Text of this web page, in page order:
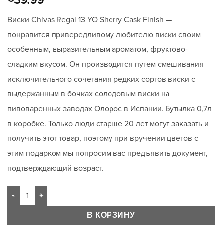
Виски Chivas Regal 13 YO Sherry Cask Finish —
понравится привередливому любителю виски своим
особенным, выразительным ароматом, фруктово-
сладким вкусом. Он производится путем смешивания
исключительного сочетания редких сортов виски с
выдержанным в бочках солодовым виски на
пивоваренных заводах Олорос в Испании. Бутылка 0,7л
в коробке. Только люди старше 20 лет могут заказать и
получить этот товар, поэтому при вручении цветов с
этим подарком мы попросим вас предъявить документ,
подтверждающий возраст.
В КОРЗИНУ